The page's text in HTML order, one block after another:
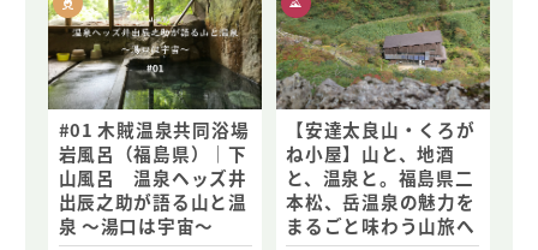
#01 木賊温泉共同浴場
岩風呂（福島県）｜下
山風呂 温泉ヘッズ井
出辰之助が語る山と温
泉 ～湯口は宇宙～
【安達太良山・くろが
ね小屋】山と、地酒
と、温泉と。福島県二
本松、岳温泉の魅力を
まるごと味わう山旅へ